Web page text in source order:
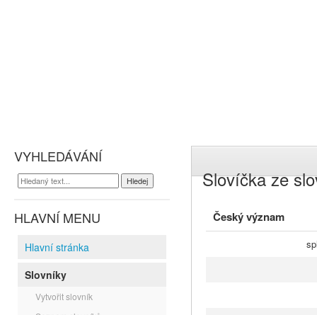
VYHLEDÁVÁNÍ
HLAVNÍ MENU
Hlavní stránka
Slovníky
Vytvořit slovník
Slovíčka ze
Český význam